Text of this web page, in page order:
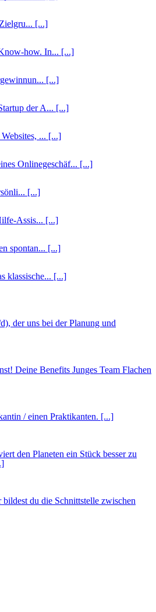
[...]
how. In... [...]
[...]
der A... [...]
... [...]
Onlinegeschäf... [...]
[...]
Assis... [...]
spontan... [...]
klassische... [...]
der uns bei der Planung und
Deine Benefits Junges Team Flachen
/ einen Praktikanten. [...]
den Planeten ein Stück besser zu
du die Schnittstelle zwischen